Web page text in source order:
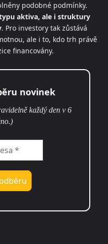
podobné podmínky.
aktiva, ale i struktury
. Pro investory tak zůstává
ale i to, kdo trh právě
financovány.
novinek
každý den v 6